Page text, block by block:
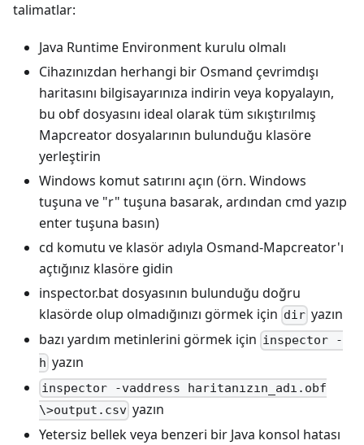
talimatlar:
Java Runtime Environment kurulu olmalı
Cihazınızdan herhangi bir Osmand çevrimdışı
haritasını bilgisayarınıza indirin veya kopyalayın,
bu obf dosyasını ideal olarak tüm sıkıştırılmış
Mapcreator dosyalarının bulunduğu klasöre
yerleştirin
Windows komut satırını açın (örn. Windows
tuşuna ve "r" tuşuna basarak, ardından cmd yazıp
enter tuşuna basın)
cd komutu ve klasör adıyla Osmand-Mapcreator'ı
açtığınız klasöre gidin
inspector.bat dosyasının bulunduğu doğru
klasörde olup olmadığınızı görmek için dir yazın
bazı yardım metinlerini görmek için inspector -
h yazın
inspector -vaddress haritanızın_adı.obf
\>output.csv yazın
Yetersiz bellek veya benzeri bir Java konsol hatası